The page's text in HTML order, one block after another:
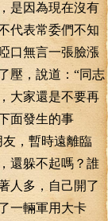
是因為現在沒有
代表常委們不知
口無言一張臉漲
壓，說道：“同志
大家還是不要再
下面發生的事
，暫時遠離臨
還躲不起嗎？誰
人多，自己開了
一輛軍用大卡